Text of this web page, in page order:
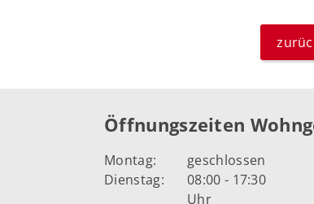
Öffnungszeiten
Montag:
geschlossen
Dienstag:
08:00 - 17:30
Uhr